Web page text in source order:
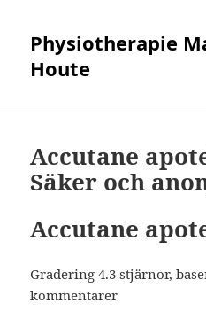
Physiotherapie
Houte
Accutane
Säker och
Accutane
Gradering4.3 stjärnor,
kommentarer